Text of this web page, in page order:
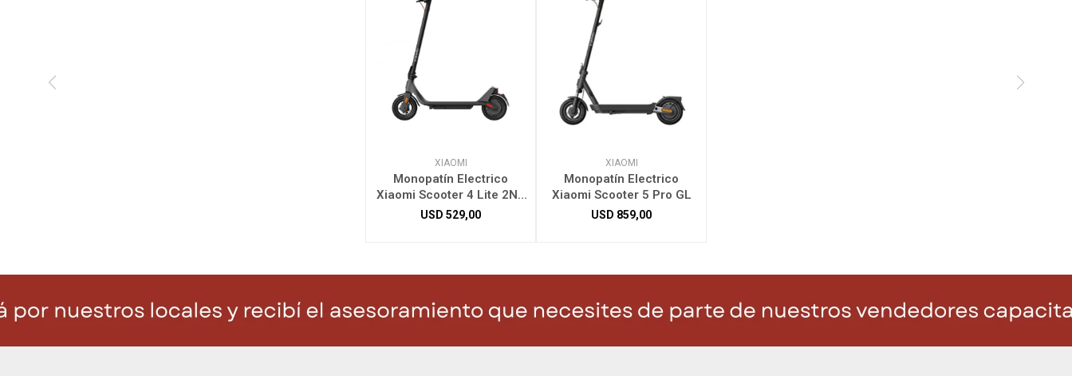
XIAOMI
Monopatín Electrico
Xiaomi Scooter 4 Lite 2ND
Gen
USD 529,00
XIAOMI
Monopatín Electrico
Xiaomi Scooter 5 Pro GL
USD 859,00